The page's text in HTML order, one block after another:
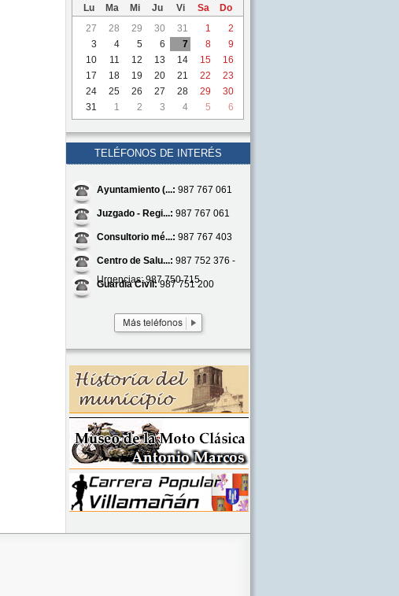
Lu
Ma Mi Ju Vi Sa
Do
27
28 29 30 31 1
2
3
4 5 6 7 8
9
10
11 12 13 14 15
16
17
18 19 20 21 22
23
24
25 26 27 28 29
30
31
1 2 3 4 5 6
TELÉFONOS DE INTERÉS
Ayuntamiento (...: 987 767 061
Juzgado - Regi...: 987 767 061
Consultorio mé...: 987 767 403
Centro de Salu...: 987 752 376 -
Urgencias: 987 750 715
Guardia Civil:987 751 200